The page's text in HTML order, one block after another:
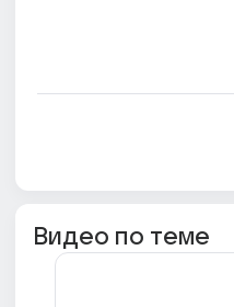
Видео по теме